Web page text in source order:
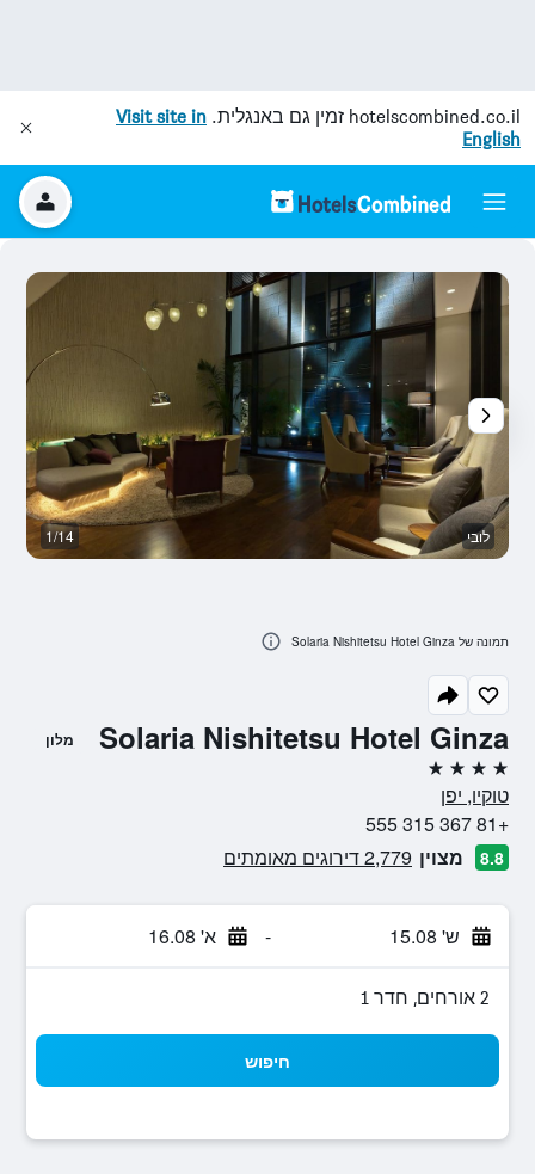
hotelscombined.co.il זמין גם באנגלית. Visit site in
English
Solaria Nishitetsu Hotel Ginza מלון
4 כוכבים
טוקיו, יפן
+81 367 315 555
8.8 מצוין 2,779 דירוגים מאומתים
ש' 15.08 - א' 16.08
2 אורחים, חדר 1
חיפוש
לובי 1/14
תמונה של Solaria Nishitetsu Hotel Ginza